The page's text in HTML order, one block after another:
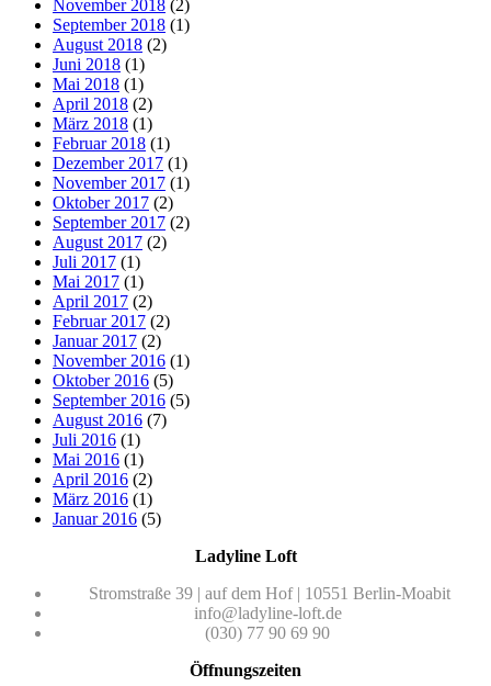
November 2018 (2)
September 2018 (1)
August 2018 (2)
Juni 2018 (1)
Mai 2018 (1)
April 2018 (2)
März 2018 (1)
Februar 2018 (1)
Dezember 2017 (1)
November 2017 (1)
Oktober 2017 (2)
September 2017 (2)
August 2017 (2)
Juli 2017 (1)
Mai 2017 (1)
April 2017 (2)
Februar 2017 (2)
Januar 2017 (2)
November 2016 (1)
Oktober 2016 (5)
September 2016 (5)
August 2016 (7)
Juli 2016 (1)
Mai 2016 (1)
April 2016 (2)
März 2016 (1)
Januar 2016 (5)
Ladyline Loft
Stromstraße 39 | auf dem Hof | 10551 Berlin-Moabit
info@ladyline-loft.de
(030) 77 90 69 90
Öffnungszeiten